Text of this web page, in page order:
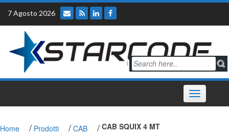
Skip
content
7 Agosto 2026
Toggle
navigation
Home / Prodotti / CAB / CAB SQUIX 4 MT